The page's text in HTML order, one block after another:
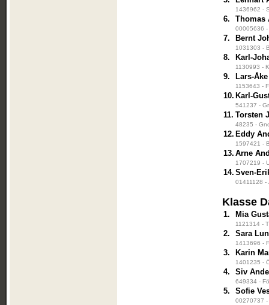
1436962 -
6. Thomas
00005636
7. Bernt
1031303 -
8. Karl-
1130993 -
9. Lars-
1153643 -
10. Karl-
541237 -
11. Torsten
48235 -
12. Eddy
1597421 -
13. Arne
1707219 -
14. Sven-
01411128 -
Klasse
1. Mia
1121314 -
2. Sara
1413696 -
3. Karin
1401235 -
4. Siv
649334 -
5. Sofie
00270737 -